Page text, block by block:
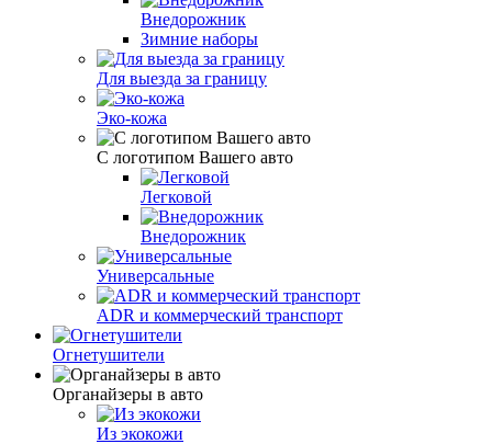
Внедорожник
Зимние наборы
Для выезда за границу
Эко-кожа
С логотипом Вашего авто
Легковой
Внедорожник
Универсальные
ADR и коммерческий транспорт
Огнетушители
Органайзеры в авто
Из экокожи